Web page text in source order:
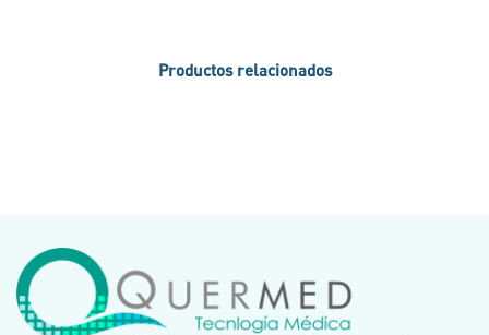
Productos relacionados